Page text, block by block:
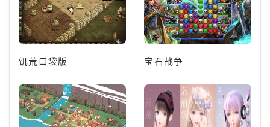
饥荒口袋版 宝石战争